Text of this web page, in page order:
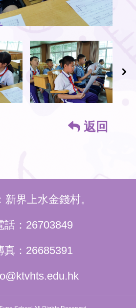
返回
界上水金錢村。
話：26703849
：26685391